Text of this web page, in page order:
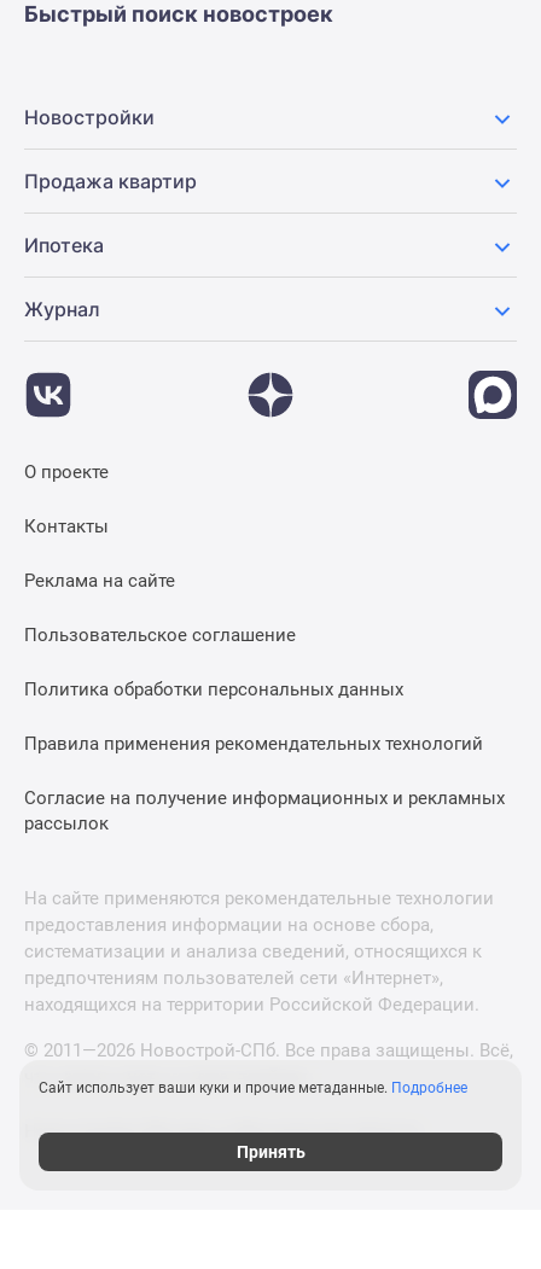
Быстрый поиск новостроек
Новостройки
Продажа квартир
Ипотека
Журнал
О проекте
Контакты
Реклама на сайте
Пользовательское соглашение
Политика обработки персональных данных
Правила применения рекомендательных технологий
Согласие на получение информационных и рекламных
рассылок
На сайте применяются рекомендательные технологии
предоставления информации на основе сбора,
систематизации и анализа сведений, относящихся к
предпочтениям пользователей сети «Интернет»,
находящихся на территории Российской Федерации.
© 2011—2026 Новострой-СПб. Все права защищены. Всё,
что нужно знать о новостройках
Новостройки Москвы и Московской области
Сайт использует ваши куки и прочие метаданные. Подробнее
Принять